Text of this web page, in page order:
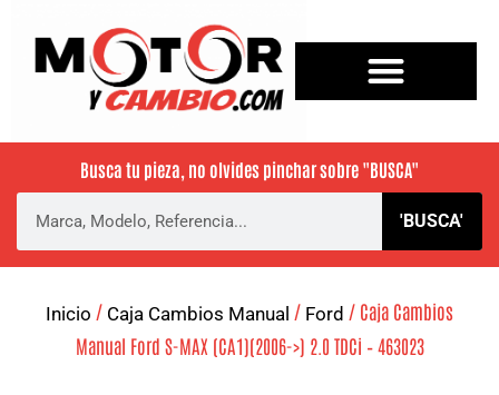
Busca tu pieza, no olvides pinchar sobre "BUSCA"
'BUSCA'
Inicio / Caja Cambios Manual / Ford / Caja Cambios
Manual Ford S-MAX (CA1)(2006->) 2.0 TDCi – 463023